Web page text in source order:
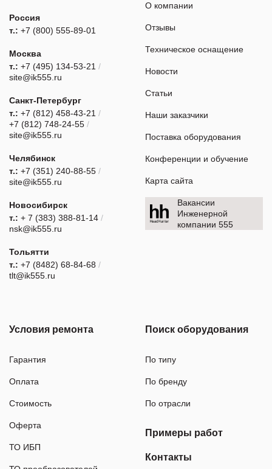
Россия
т.: +7 (800) 555-89-01
Москва
т.: +7 (495) 134-53-21 /
site@ik555.ru
Санкт-Петербург
т.: +7 (812) 458-43-21 /
+7 (812) 748-24-55 /
site@ik555.ru
Челябинск
т.: +7 (351) 240-88-55 /
site@ik555.ru
Новосибирск
т.: + 7 (383) 388-81-14 /
nsk@ik555.ru
Тольятти
т.: +7 (8482) 68-84-68 /
tlt@ik555.ru
О компании
Отзывы
Техническое оснащение
Новости
Статьи
Наши заказчики
Поставка оборудования
Конференции и обучение
Карта сайта
Вакансии
Инженерной
компании 555
Условия ремонта
Гарантия
Оплата
Стоимость
Оферта
ТО ИБП
Поиск оборудования
По типу
По бренду
По отрасли
Примеры работ
Контакты